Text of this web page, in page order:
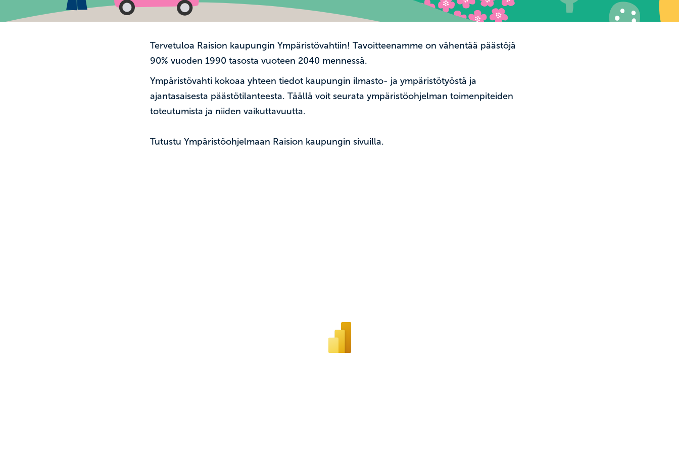
​Tervetuloa Raision kaupungin Ympäristövahtiin! Tavoitteenamme on vähentää päästöjä
90% vuoden 1990 tasosta vuoteen 2040 mennessä.
Ympäristövahti kokoaa yhteen tiedot kaupungin ilmasto- ja ympäristötyöstä ja
ajantasaisesta päästötilanteesta. Täällä voit seurata ympäristöohjelman toimenpiteiden
toteutumista ja niiden vaikuttavuutta.
Tutustu Ympäristöohjelmaan Raision kaupungin sivuilla.